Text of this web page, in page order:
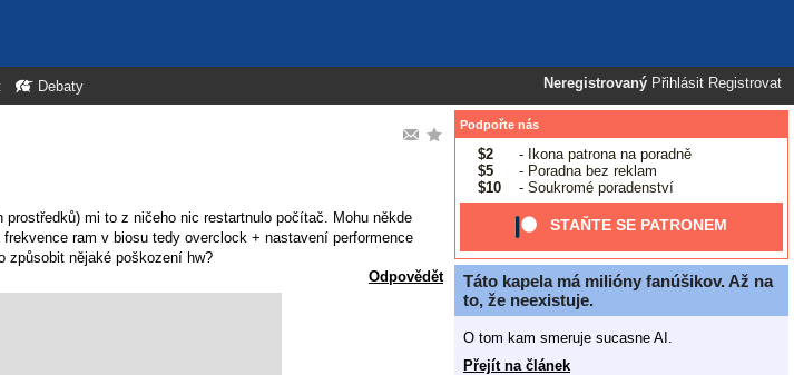
Neregistrovaný Přihlásit Registrovat
Debaty
mi to z ničeho nic restartnulo počítač. Mohu někde
ram v biosu tedy overclock + nastavení performence
způsobit nějaké poškození hw?
Odpovědět
Podpořte nás
$2
- Ikona patrona na poradně
$5
- Poradna bez reklam
$10
- Soukromé poradenství
STAŇTE SE PATRONEM
Táto kapela má milióny fanúšikov. Až na
to, že neexistuje.
O tom kam smeruje sucasne AI.
Přejít na článek